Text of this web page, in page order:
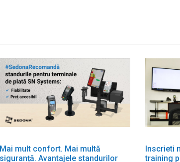
Mai mult confort. Mai multă
siguranță. Avantajele standurilor
Inscrieti
training